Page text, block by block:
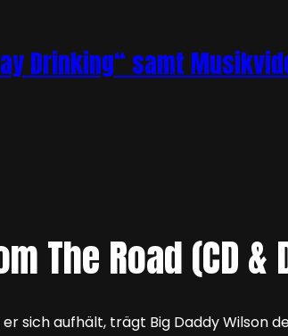
Drinking“ samt
The Road (CD &
sich aufhält, trägt Big Daddy Wilson